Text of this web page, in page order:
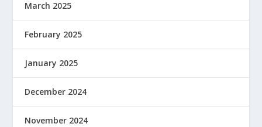
March 2025
February 2025
January 2025
December 2024
November 2024